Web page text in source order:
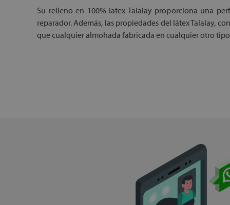
Su relleno en 100% latex Talalay proporciona una
reparador. Además, las propiedades del látex Talalay,
que cualquier almohada fabricada en cualquier otro